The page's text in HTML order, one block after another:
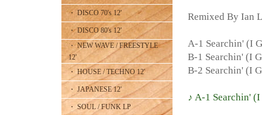
・ DISCO 70's 12'
・ DISCO 80's 12'
・ NEW WAVE / FREESTYLE
12'
・ HOUSE / TECHNO 12'
・ JAPANESE 12'
・ SOUL / FUNK LP
Remixed By Ian
A-1 Searchin' (I
B-1 Searchin' (I
B-2 Searchin' (I
♪ A-1 Searchin'